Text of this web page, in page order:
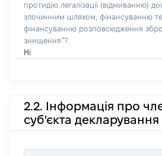
протидію легалізації (відмиванню)
злочинним шляхом, фінансуванню
фінансуванню розповсюдження
знищення”?
Ні
2.2. Інформація про
суб'єкта декларування